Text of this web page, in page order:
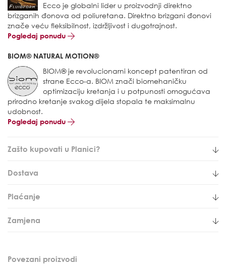
Ecco je globalni lider u proizvodnji direktno
brizganih đonova od poliuretana. Direktno brizgani đonovi
znače veću fleksibilnost, izdržljivost i dugotrajnost.
Pogledaj ponudu
BIOM® NATURAL MOTION®
BIOM® je revolucionarni koncept patentiran od
strane Ecco-a. BIOM znači biomehaničku
optimizaciju kretanja i u potpunosti omogućava
prirodno kretanje svakog dijela stopala te maksimalnu
udobnost.
Pogledaj ponudu
Zašto kupovati u Planici?
Dostava
Plaćanje
Zamjena
Povezani proizvodi